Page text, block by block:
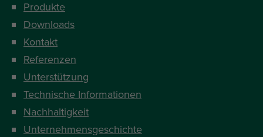
Produkte
Downloads
Kontakt
Referenzen
Unterstützung
Technische Informationen
Nachhaltigkeit
Unternehmensgeschichte